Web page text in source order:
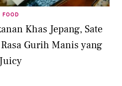
FOOD
Khas Jepang, Sate
Gurih Manis yang
Juicy